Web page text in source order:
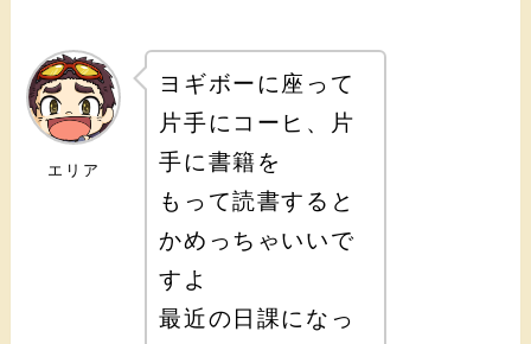
エリア
ヨギボーに座って
片手にコーヒ、片
手に書籍を
もって読書すると
かめっちゃいいで
すよ
最近の日課になっ